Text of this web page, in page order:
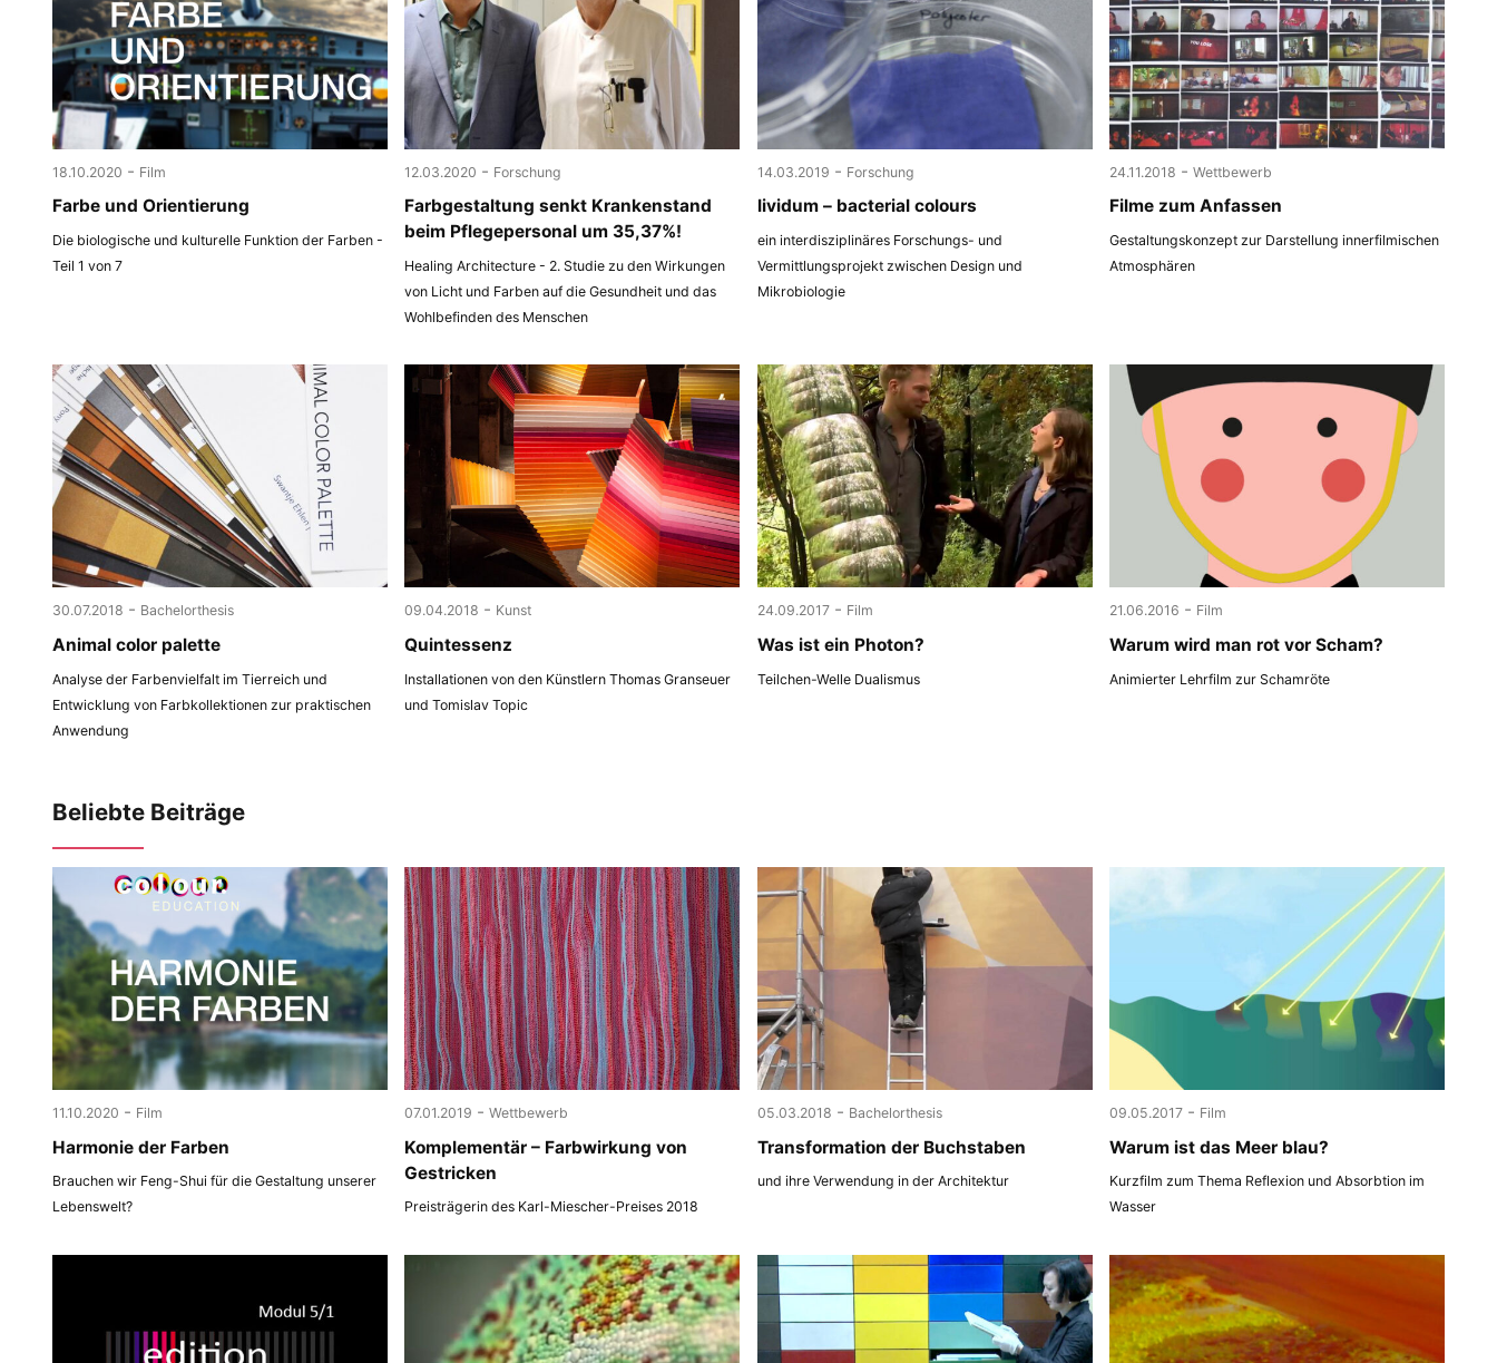
18.10.2020 - Film
Farbe und Orientierung
Die biologische und kulturelle Funktion der Farben -
Teil 1 von 7
12.03.2020 - Forschung
Farbgestaltung senkt Krankenstand
beim Pflegepersonal um 35,37%!
Healing Architecture - 2. Studie zu den Wirkungen
von Licht und Farben auf die Gesundheit und das
Wohlbefinden des Menschen
14.03.2019 - Forschung
lividum – bacterial colours
ein interdisziplinäres Forschungs- und
Vermittlungsprojekt zwischen Design und
Mikrobiologie
24.11.2018 - Wettbewerb
Filme zum Anfassen
Gestaltungskonzept zur Darstellung innerfilmischen
Atmosphären
30.07.2018 - Bachelorthesis
Animal color palette
Analyse der Farbenvielfalt im Tierreich und
Entwicklung von Farbkollektionen zur praktischen
Anwendung
09.04.2018 - Kunst
Quintessenz
Installationen von den Künstlern Thomas Granseuer
und Tomislav Topic
24.09.2017 - Film
Was ist ein Photon?
Teilchen-Welle Dualismus
21.06.2016 - Film
Warum wird man rot vor Scham?
Animierter Lehrfilm zur Schamröte
Beliebte Beiträge
11.10.2020 - Film
Harmonie der Farben
Brauchen wir Feng-Shui für die Gestaltung unserer
Lebenswelt?
07.01.2019 - Wettbewerb
Komplementär – Farbwirkung von
Gestricken
Preisträgerin des Karl-Miescher-Preises 2018
05.03.2018 - Bachelorthesis
Transformation der Buchstaben
und ihre Verwendung in der Architektur
09.05.2017 - Film
Warum ist das Meer blau?
Kurzfilm zum Thema Reflexion und Absorbtion im
Wasser